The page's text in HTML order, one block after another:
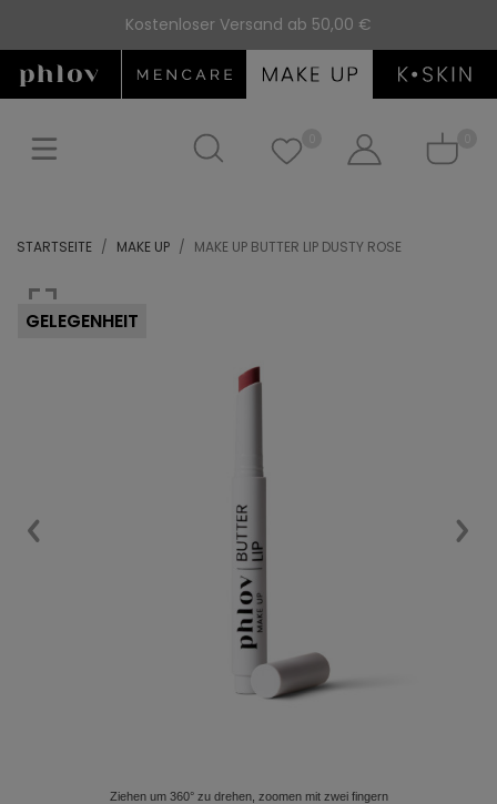
Kostenloser Versand ab 50,00 €
STARTSEITE MAKE UP MAKE UP BUTTER LIP DUSTY ROSE
GELEGENHEIT
Ziehen um 360° zu drehen, zoomen mit zwei fingern